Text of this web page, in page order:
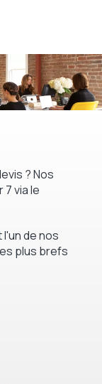
? Nos
via le
de nos
plus brefs